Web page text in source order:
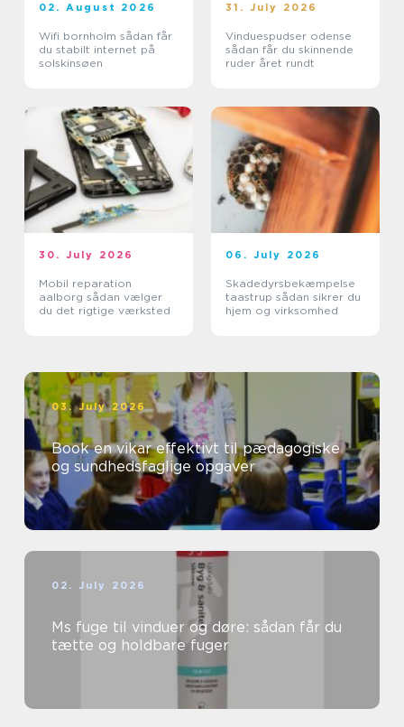
02. August 2026
Wifi bornholm sådan får
du stabilt internet på
solskinsøen
31. July 2026
Vinduespudser odense
sådan får du skinnende
ruder året rundt
30. July 2026
Mobil reparation
aalborg sådan vælger
du det rigtige værksted
06. July 2026
Skadedyrsbekæmpelse
taastrup sådan sikrer du
hjem og virksomhed
03. July 2026
Book en vikar effektivt til pædagogiske
og sundhedsfaglige opgaver
02. July 2026
Ms fuge til vinduer og døre: sådan får du
tætte og holdbare fuger